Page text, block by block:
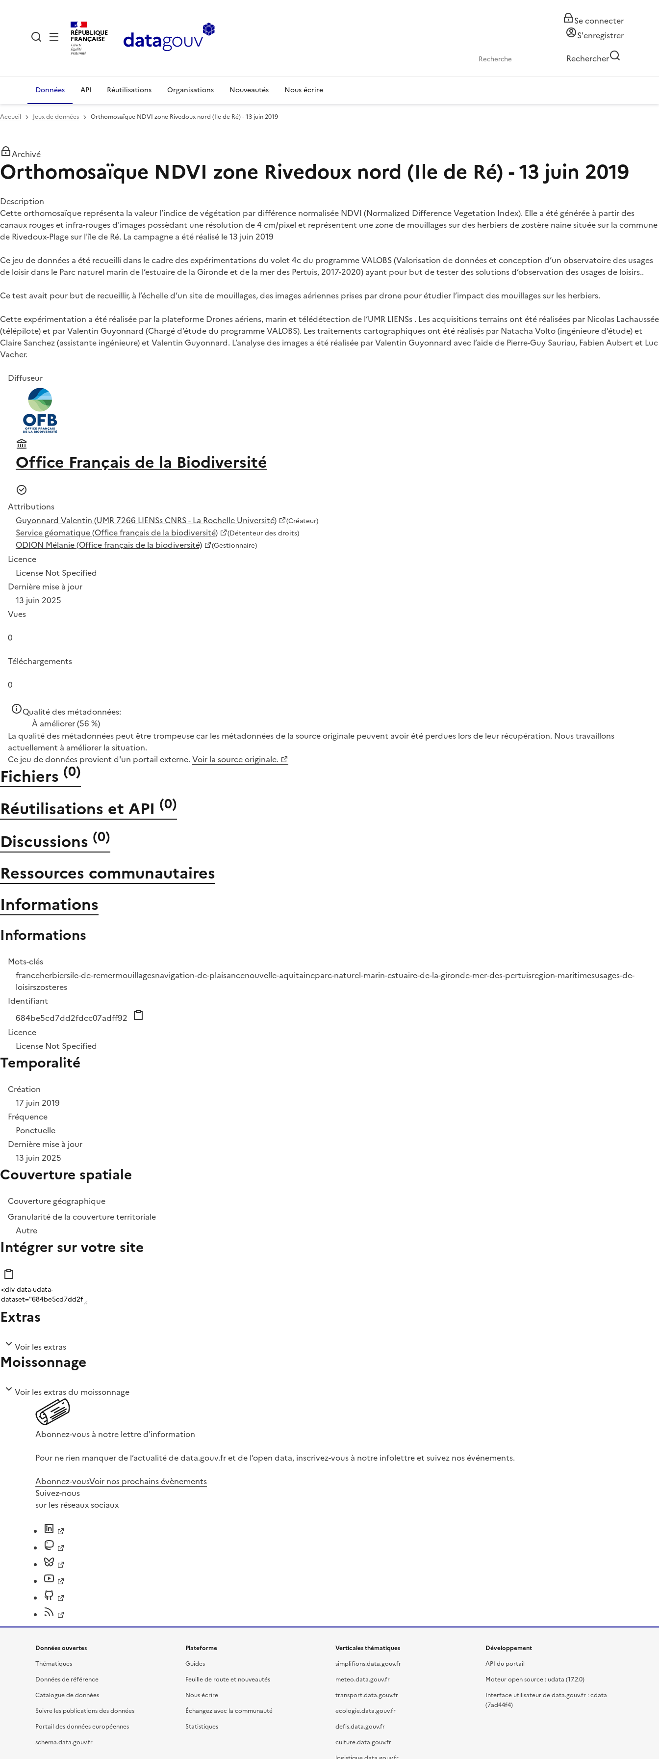
RÉPUBLIQUE
FRANÇAISE
Se connecter
S'enregistrer
Rechercher
Données API Réutilisations Organisations Nouveautés Nous écrire
Accueil Jeux de données Orthomosaïque NDVI zone Rivedoux nord (Ile de Ré) - 13 juin 2019
Archivé
Orthomosaïque NDVI zone Rivedoux nord (Ile de Ré) - 13 juin 2019
Description
Cette orthomosaïque représenta la valeur l’indice de végétation par différence normalisée NDVI (Normalized Difference Vegetation Index). Elle a été générée à partir des
canaux rouges et infra-rouges d'images possèdant une résolution de 4 cm/pixel et représentent une zone de mouillages sur des herbiers de zostère naine située sur la commune
de Rivedoux-Plage sur l'île de Ré. La campagne a été réalisé le 13 juin 2019
Ce jeu de données a été recueilli dans le cadre des expérimentations du volet 4c du programme VALOBS (Valorisation de données et conception d’un observatoire des usages
de loisir dans le Parc naturel marin de l’estuaire de la Gironde et de la mer des Pertuis, 2017-2020) ayant pour but de tester des solutions d’observation des usages de loisirs..
Ce test avait pour but de recueillir, à l’échelle d’un site de mouillages, des images aériennes prises par drone pour étudier l’impact des mouillages sur les herbiers.
Cette expérimentation a été réalisée par la plateforme Drones aériens, marin et télédétection de l’UMR LIENSs . Les acquisitions terrains ont été réalisées par Nicolas Lachaussée
(télépilote) et par Valentin Guyonnard (Chargé d’étude du programme VALOBS). Les traitements cartographiques ont été réalisés par Natacha Volto (ingénieure d’étude) et
Claire Sanchez (assistante ingénieure) et Valentin Guyonnard. L’analyse des images a été réalisée par Valentin Guyonnard avec l’aide de Pierre-Guy Sauriau, Fabien Aubert et Luc
Vacher.
Diffuseur
Office Français de la Biodiversité
Attributions
Guyonnard Valentin (UMR 7266 LIENSs CNRS - La Rochelle Université)
(Créateur)
Service géomatique (Office français de la biodiversité) (Détenteur des droits)
ODION Mélanie (Office français de la biodiversité) (Gestionnaire)
Licence
License Not Specified
Dernière mise à jour
13 juin 2025
Vues
0
Téléchargements
0
Qualité des métadonnées:
À améliorer(56 %)
La qualité des métadonnées peut être trompeuse car les métadonnées de la source originale peuvent avoir été perdues lors de leur récupération. Nous travaillons
actuellement à améliorer la situation.
Ce jeu de données provient d'un portail externe. Voir la source originale.
Fichiers (0)
Réutilisations et API (0)
Discussions (0)
Ressources communautaires
Informations
Informations
Mots-clés
franceherbiersile-de-remermouillagesnavigation-de-plaisancenouvelle-aquitaineparc-naturel-marin-estuaire-de-la-gironde-mer-des-pertuisregion-maritimesusages-de-
loisirszosteres
Identifiant
684be5cd7dd2fdcc07adff92
Licence
License Not Specified
Temporalité
Création
17 juin 2019
Fréquence
Ponctuelle
Dernière mise à jour
13 juin 2025
Couverture spatiale
Couverture géographique
Granularité de la couverture territoriale
Autre
Intégrer sur votre site
Extras
Voir les extras
Moissonnage
Voir les extras du moissonnage
Abonnez-vous à notre lettre d'information
Pour ne rien manquer de l’actualité de data.gouv.fr et de l’open data, inscrivez-vous à notre infolettre et suivez nos événements.
Abonnez-vousVoir nos prochains évènements
Suivez-nous
sur les réseaux sociaux
Données ouvertes
Thématiques
Données de référence
Catalogue de données
Suivre les publications des données
Portail des données européennes
schema.data.gouv.fr
Plateforme
Guides
Feuille de route et nouveautés
Nous écrire
Échangez avec la communauté
Statistiques
Verticales thématiques
simplifions.data.gouv.fr
meteo.data.gouv.fr
transport.data.gouv.fr
ecologie.data.gouv.fr
defis.data.gouv.fr
culture.data.gouv.fr
Développement
API du portail
Moteur open source : udata (17.2.0)
Interface utilisateur de data.gouv.fr : cdata
(7ad44f4)